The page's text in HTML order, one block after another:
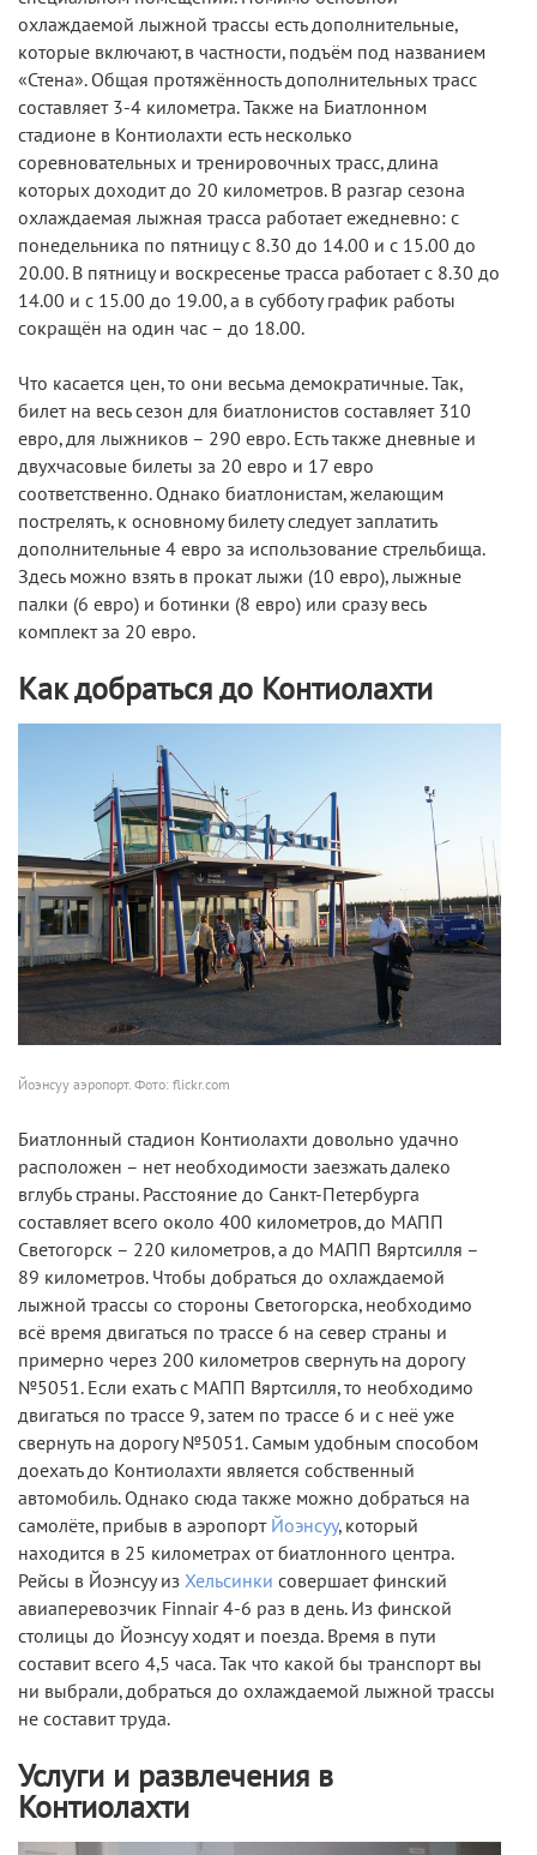
охлаждаемой лыжной трассы есть дополнительные,
которые включают, в частности, подъём под названием
«Стена». Общая протяжённость дополнительных трасс
составляет 3-4 километра. Также на Биатлонном
стадионе в Контиолахти есть несколько
соревновательных и тренировочных трасс, длина
которых доходит до 20 километров. В разгар сезона
охлаждаемая лыжная трасса работает ежедневно: с
понедельника по пятницу с 8.30 до 14.00 и с 15.00 до
20.00. В пятницу и воскресенье трасса работает с 8.30 до
14.00 и с 15.00 до 19.00, а в субботу график работы
сокращён на один час – до 18.00.
Что касается цен, то они весьма демократичные. Так,
билет на весь сезон для биатлонистов составляет 310
евро, для лыжников – 290 евро. Есть также дневные и
двухчасовые билеты за 20 евро и 17 евро
соответственно. Однако биатлонистам, желающим
пострелять, к основному билету следует заплатить
дополнительные 4 евро за использование стрельбища.
Здесь можно взять в прокат лыжи (10 евро), лыжные
палки (6 евро) и ботинки (8 евро) или сразу весь
комплект за 20 евро.
Как добраться до Контиолахти
Йоэнсуу аэропорт. Фото: flickr.com
Биатлонный стадион Контиолахти довольно удачно
расположен – нет необходимости заезжать далеко
вглубь страны. Расстояние до Санкт-Петербурга
составляет всего около 400 километров, до МАПП
Светогорск – 220 километров, а до МАПП Вяртсилля –
89 километров. Чтобы добраться до охлаждаемой
лыжной трассы со стороны Светогорска, необходимо
всё время двигаться по трассе 6 на север страны и
примерно через 200 километров свернуть на дорогу
№5051. Если ехать с МАПП Вяртсилля, то необходимо
двигаться по трассе 9, затем по трассе 6 и с неё уже
свернуть на дорогу №5051. Самым удобным способом
доехать до Контиолахти является собственный
автомобиль. Однако сюда также можно добраться на
самолёте, прибыв в аэропорт Йоэнсуу, который
находится в 25 километрах от биатлонного центра.
Рейсы в Йоэнсуу из Хельсинки совершает финский
авиаперевозчик Finnair 4-6 раз в день. Из финской
столицы до Йоэнсуу ходят и поезда. Время в пути
составит всего 4,5 часа. Так что какой бы транспорт вы
ни выбрали, добраться до охлаждаемой лыжной трассы
не составит труда.
Услуги и развлечения в
Контиолахти